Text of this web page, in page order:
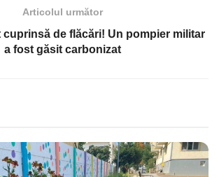
Articolul următor
cuprinsă de flăcări! Un pompier militar
a fost găsit carbonizat